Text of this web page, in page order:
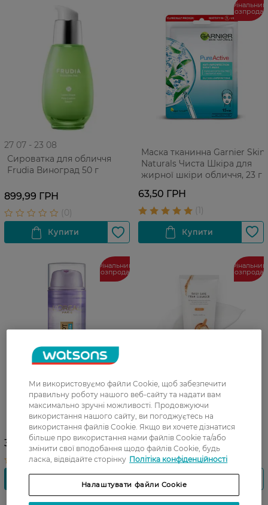
27 07 - 23 08
Сироватка для обличчя
Frudia Виноград 50 г
899,99 ГРН
Фінальний
розпродаж
Маска тканинна Garnier Skin
Naturals Чиста Шкіра для
жирної шкіри обличчя, 23 г
63,50 ГРН
Фінальний
розпродаж
Концентрований гель
L'Oreal Paris Hyaluron Expert
349,99 ГРН
Фінальний
розпродаж
Пінка для вмивання Eunyul
Daily care Rice 150 мл
109,99 ГРН
Ми використовуємо файли Cookie, щоб забезпечити
правильну роботу нашого веб-сайту та надати вам
максимально зручні можливості. Продовжуючи
використання нашого сайту, ви погоджуєтесь на
використання файлів Cookie. Якщо ви хочете дізнатися
більше про використання нами файлів Cookie та/або
змінити свої вподобання щодо файлів Cookie, будь
ласка, відвідайте сторінку Політіка конфіденційності
Налаштувати файли Cookie